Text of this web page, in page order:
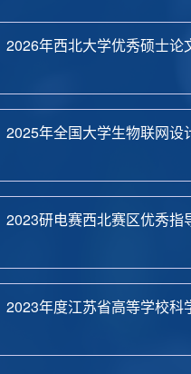
2026年西北大学优秀硕士论
2025年全国大学生物联网设
2023研电赛西北赛区优秀指
2023年度江苏省高等学校科